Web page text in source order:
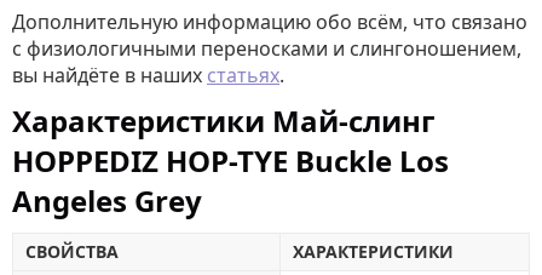
Дополнительную информацию обо всём, что связано
с физиологичными переносками и слингоношением,
вы найдёте в наших статьях.
Характеристики Май-слинг
HOPPEDIZ HOP-TYE Buckle Los
Angeles Grey
СВОЙСТВА
ХАРАКТЕРИСТИКИ